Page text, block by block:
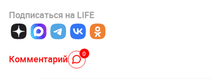
Подписаться на LIFE
Комментарий 0